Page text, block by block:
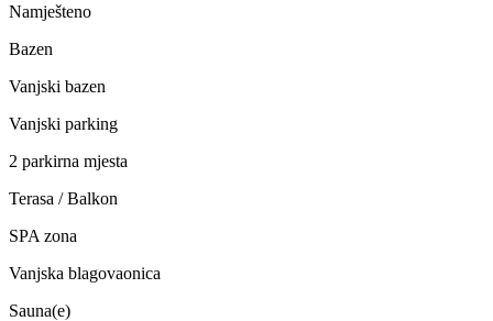
Namješteno
Bazen
Vanjski bazen
Vanjski parking
2 parkirna mjesta
Terasa / Balkon
SPA zona
Vanjska blagovaonica
Sauna(e)